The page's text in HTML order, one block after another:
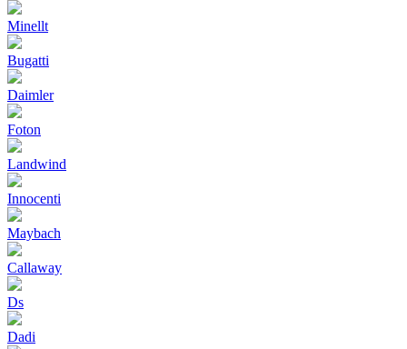
Minellt
Bugatti
Daimler
Foton
Landwind
Innocenti
Maybach
Callaway
Ds
Dadi